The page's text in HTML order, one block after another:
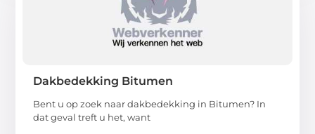
Dakbedekking Bitumen
Bent u op zoek naar dakbedekking in Bitumen? In
dat geval treft u het, want